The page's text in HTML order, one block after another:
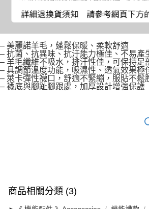
– 美麗諾羊毛，蓬鬆保暖、柔軟舒適
– 抗菌、抗異味、抗汙能力極佳、不易產
– 羊毛纖維不吸水，排汗性佳，可保持足
– 具調節溫度功能，吸濕性、透氣效果極
– 萊卡彈性襪口，舒適不緊繃，服貼不鬆
– 襪底與腳趾腳跟處，加厚設計增強保護
商品相關分類 (3)